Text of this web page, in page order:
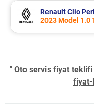
Renault Clio
2023 Model 1.0
" Oto servis fiyat teklifi
fiyat-